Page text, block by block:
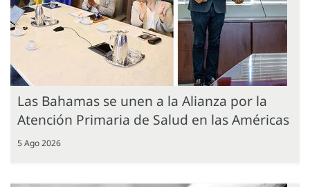
Las Bahamas se unen a la Alianza por la
Atención Primaria de Salud en las Américas
5 Ago 2026